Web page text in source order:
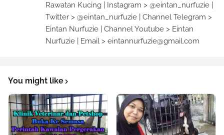
Rawatan Kucing | Instagram > @eintan_nurfuzie |
Twitter > @eintan_nurfuzie | Channel Telegram >
Eintan Nurfuzie | Channel Youtube > Eintan
Nurfuzie | Email > eintannurfuzie@gmail.com
You might like